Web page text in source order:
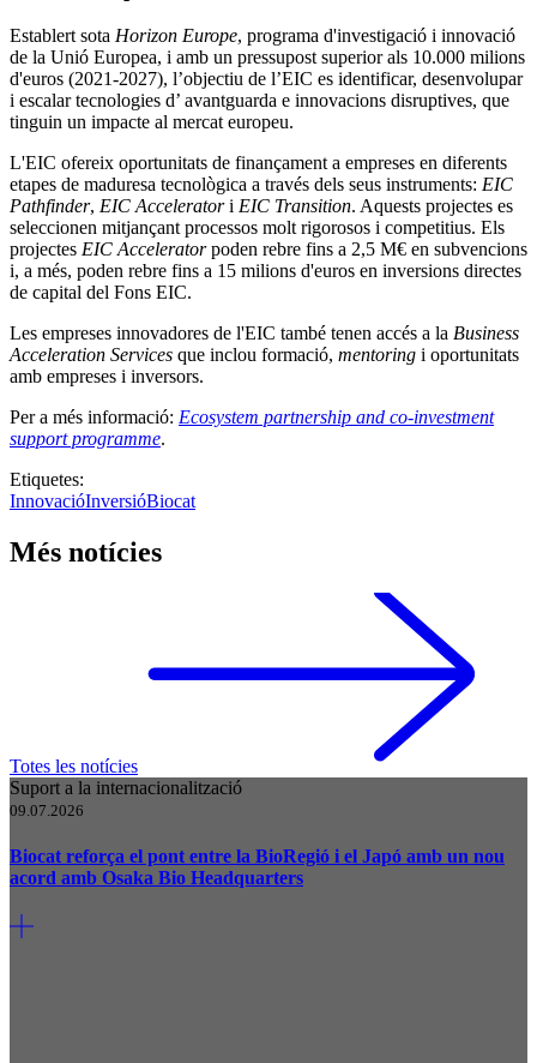
Establert sota Horizon Europe, programa d'investigació i innovació
de la Unió Europea, i amb un pressupost superior als 10.000 milions
d'euros (2021-2027), l’objectiu de l’EIC es identificar, desenvolupar
i escalar tecnologies d’ avantguarda e innovacions disruptives, que
tinguin un impacte al mercat europeu.
L'EIC ofereix oportunitats de finançament a empreses en diferents
etapes de maduresa tecnològica a través dels seus instruments: EIC
Pathfinder, EIC Acceleratori EIC Transition. Aquests projectes es
seleccionen mitjançant processos molt rigorosos i competitius. Els
projectes EIC Acceleratorpoden rebre fins a 2,5 M€ en subvencions
i, a més, poden rebre fins a 15 milions d'euros en inversions directes
de capital del Fons EIC.
Les empreses innovadores de l'EIC també tenen accés a la Business
Acceleration Services que inclou formació, mentoring i oportunitats
amb empreses i inversors.
Per a més informació: Ecosystem partnership and co-investment
support programme.
Etiquetes:
InnovacióInversióBiocat
Més notícies
Totes les notícies
Suport a la internacionalització
09.07.2026
Biocat reforça el pont entre la BioRegió i el Japó amb un nou
acord amb Osaka Bio Headquarters